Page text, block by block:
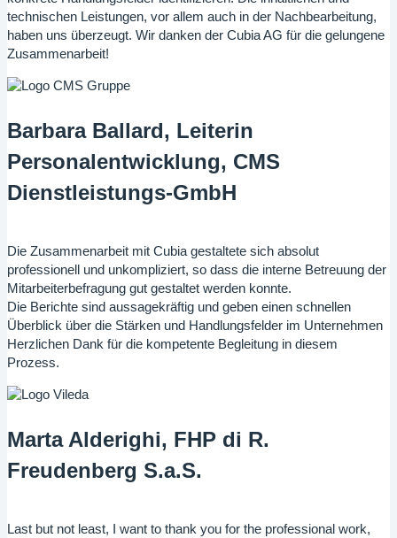
technischen Leistungen, vor allem auch in der Nachbearbeitung,
haben uns überzeugt. Wir danken der Cubia AG für die gelungene
Zusammenarbeit!
Barbara Ballard, Leiterin
Personalentwicklung, CMS
Dienstleistungs-GmbH
Die Zusammenarbeit mit Cubia gestaltete sich absolut
professionell und unkompliziert, so dass die interne Betreuung der
Mitarbeiterbefragung gut gestaltet werden konnte.
Die Berichte sind aussagekräftig und geben einen schnellen
Überblick über die Stärken und Handlungsfelder im Unternehmen
Herzlichen Dank für die kompetente Begleitung in diesem
Prozess.
Marta Alderighi, FHP di R.
Freudenberg S.a.S.
Last but not least, I want to thank you for the professional work,